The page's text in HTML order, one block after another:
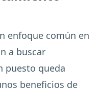
enfoque común en
a buscar
puesto queda
beneficios de